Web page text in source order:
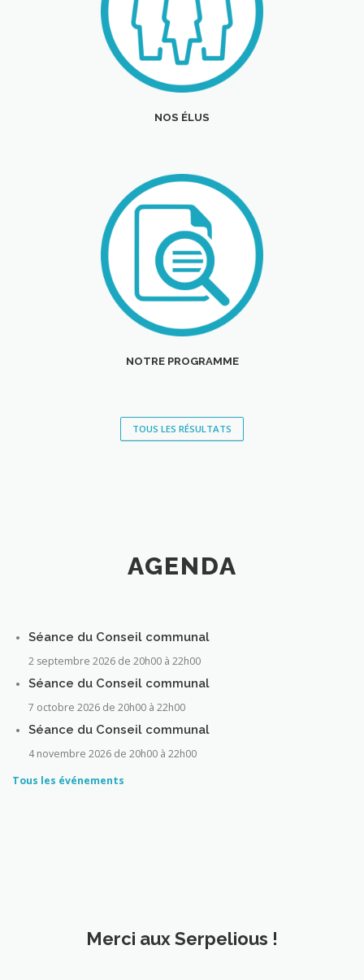
NOS ÉLUS
NOTRE PROGRAMME
TOUS LES RÉSULTATS
AGENDA
Séance du Conseil communal
2 septembre 2026 de 20h00 à 22h00
Séance du Conseil communal
7 octobre 2026 de 20h00 à 22h00
Séance du Conseil communal
4 novembre 2026 de 20h00 à 22h00
Tous les événements
Merci aux Serpelious !